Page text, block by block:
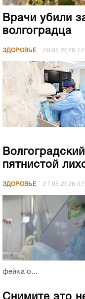
Врачи убили
волгоградца
ЗДОРОВЬЕ 28.05.2026
пятнистой
ЗДОРОВЬЕ 27.05.2026
фейка о...